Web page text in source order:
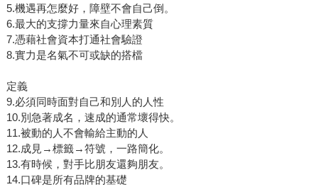
5.機遇再怎麼好，障壁不會自己倒。
6.最大的支撐力量來自心理素質
7.憑藉社會資本打通社會驗證
8.實力是名氣不可或缺的搭檔
定義
9.必須同時面對自己和別人的人性
10.別急著成名，速成的通常壞得快。
11.被動的人不會輸給主動的人
12.成見→標籤→符號，一路簡化。
13.有時候，對手比朋友還夠朋友。
14.口碑是所有品牌的基礎